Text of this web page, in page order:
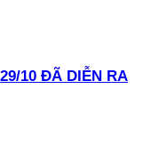
10 ĐÃ DIỄN RA